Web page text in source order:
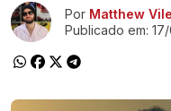
Ir direto pra matéria
Por Matthew
Publicado em: